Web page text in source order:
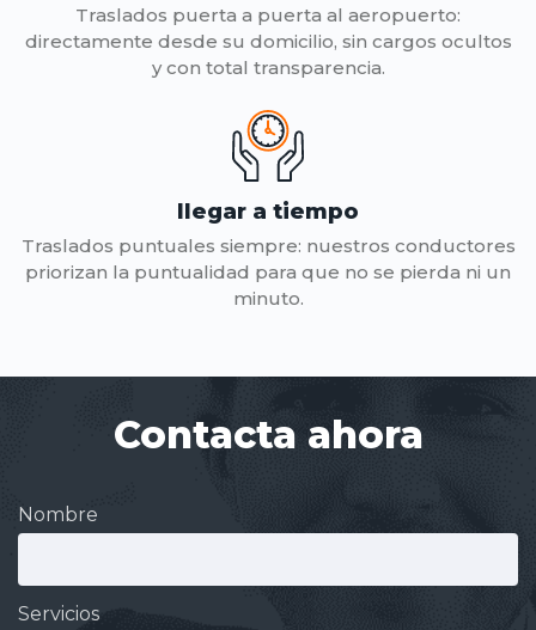
Traslados puerta a puerta al aeropuerto:
directamente desde su domicilio, sin cargos ocultos
y con total transparencia.
llegar a tiempo
Traslados puntuales siempre: nuestros conductores
priorizan la puntualidad para que no se pierda ni un
minuto.
Contacta ahora
Nombre
Servicios